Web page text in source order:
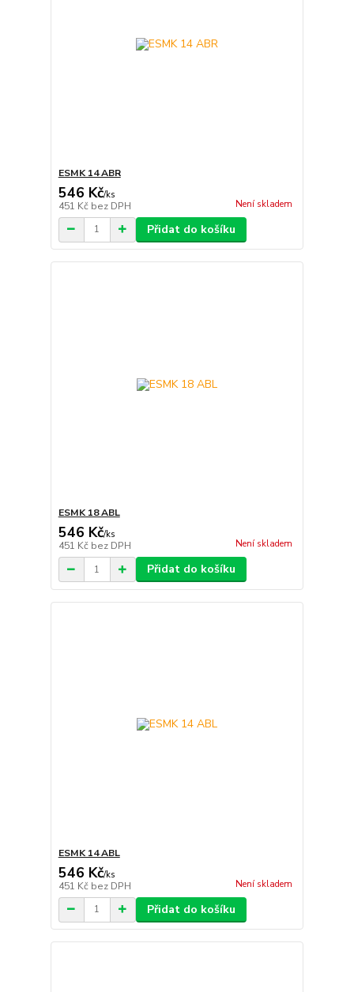
ESMK 14 ABR
546 Kč/ks
451 Kč bez DPH Není skladem
Přidat do košíku
ESMK 18 ABL
546 Kč/ks
451 Kč bez DPH Není skladem
Přidat do košíku
ESMK 14 ABL
546 Kč/ks
451 Kč bez DPH Není skladem
Přidat do košíku